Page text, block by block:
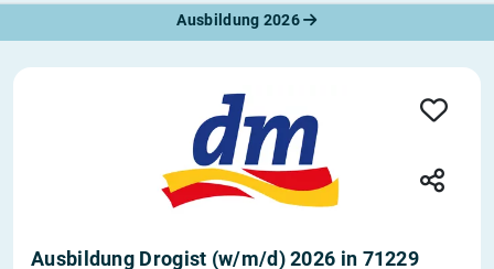
Ausbildung 2026
Ausbildung Drogist (w/m/d) 2026 in 71229